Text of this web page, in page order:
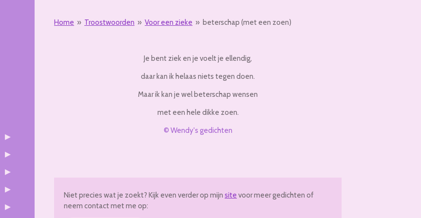
Home » Troostwoorden » Voor een zieke » beterschap (met een zoen)
Je bent ziek en je voelt je ellendig,
daar kan ik helaas niets tegen doen.
Maar ik kan je wel beterschap wensen
met een hele dikke zoen.
© Wendy's gedichten
Niet precies wat je zoekt? Kijk even verder op mijnsite voor meer gedichten of
neem contact met me op: